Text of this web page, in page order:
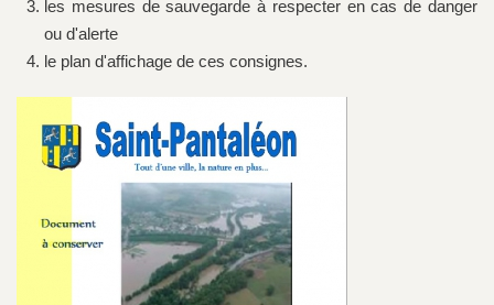
les mesures de sauvegarde à respecter en cas de danger
ou d'alerte
le plan d'affichage de ces consignes.